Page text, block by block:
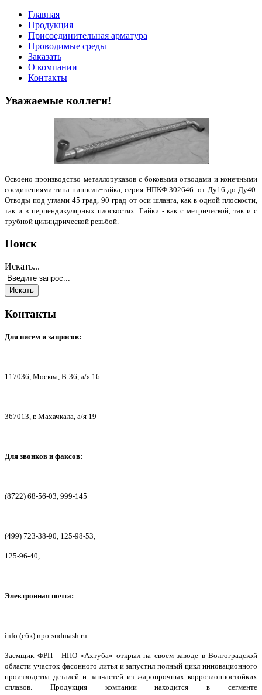
Главная
Продукция
Присоединительная арматура
Проводимые среды
Заказать
О компании
Контакты
Уважаемые коллеги!
Освоено производство металлорукавов с боковыми отводами и конечными
соединениями типа ниппель+гайка, серия НПКФ.302646. от Ду16 до Ду40.
Отводы под углами 45 град, 90 град от оси шланга, как в одной плоскости,
так и в перпендикулярных плоскостях. Гайки - как с метрической, так и с
трубной цилиндрической резьбой.
Поиск
Искать...
Контакты
Для писем и запросов:
117036, Москва, В-36, а/я 16.
367013, г. Махачкала, а/я 19
Для звонков и факсов:
(8722) 68-56-03, 999-145
(499) 723-38-90, 125-98-53,
125-96-40,
Электронная почта:
info (сбк) npo-sudmash.ru
Заемщик ФРП - НПО «Ахтуба» открыл на своем заводе в Волгоградской
области участок фасонного литья и запустил полный цикл инновационного
производства деталей и запчастей из жаропрочных коррозионностойких
сплавов. Продукция компании находится в сегменте